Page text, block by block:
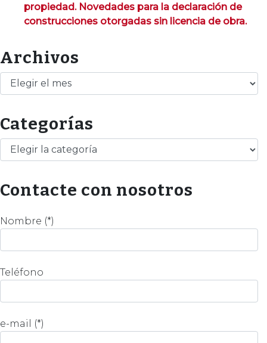
propiedad. Novedades para la declaración de
construcciones otorgadas sin licencia de obra.
Archivos
Archivos
Categorías
Categorías
Contacte con nosotros
Nombre (*)
Teléfono
e-mail (*)